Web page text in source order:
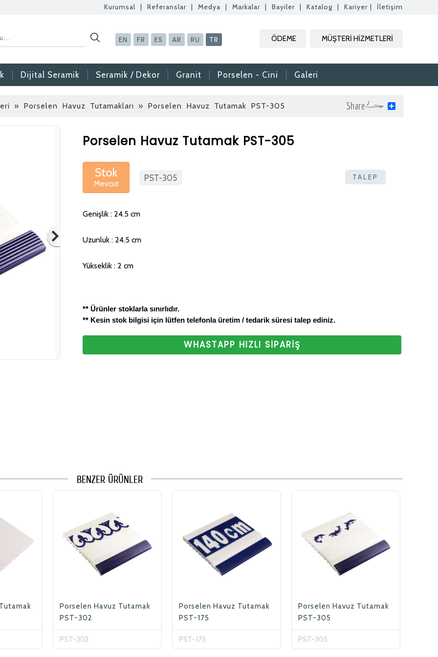
Kurumsal | Referanslar | Medya | Markalar | Bayiler | Katalog | Kariyer | İletişim
EN FR ES AR RU TR ÖDEME MÜŞTERİ HİZMETLERİ
Dijital Seramik Seramik / Dekor Granit Porselen - Cini Galeri
» Porselen Havuz Tutamakları » Porselen Havuz Tutamak PST-305
Porselen Havuz Tutamak PST-305
Stok
Mevcut
PST-305 TALEP
Genişlik : 24.5 cm
Uzunluk : 24.5 cm
Yükseklik : 2 cm
** Ürünler stoklarla sınırlıdır.
** Kesin stok bilgisi için lütfen telefonla üretim / tedarik süresi talep ediniz.
WHASTAPP HIZLI SİPARİŞ
BENZER ÜRÜNLER
Porselen Havuz Tutamak
PST-302
PST-302
Porselen Havuz Tutamak
PST-175
PST-175
Porselen Havuz Tutamak
PST-305
PST-305
gönderdikten sonra tarafımıza bilgi
Özgeçmişlerinizi yandaki formdan